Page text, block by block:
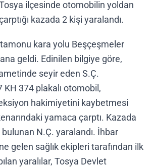
ilçesinde otomobilin yoldan
kazada 2 kişi yaralandı.
kara yolu Beşçeşmeler
geldi. Edinilen bilgiye göre,
seyir eden S.Ç.
374 plakalı otomobil,
hakimiyetini kaybetmesi
yamaca çarptı. Kazada
N.Ç. yaralandı. İhbar
gelen sağlık ekipleri tarafından ilk
yaralılar, Tosya Devlet